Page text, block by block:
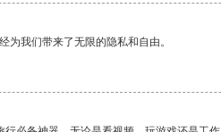
为我们带来了无限的隐私和自由。